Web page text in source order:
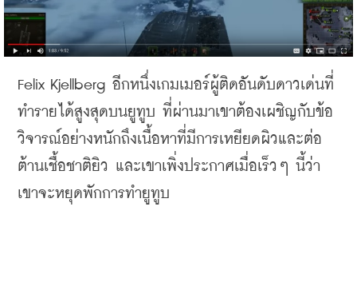
Felix Kjellberg อีกหนึ่งเกมเมอร์ผู้ติดอันดับดาวเด่นที่
ทำรายได้สูงสุดบนยูทูบ ที่ผ่านมาเขาต้องเผชิญกับข้อ
วิจารณ์อย่างหนักถึงเนื้อหาที่มีการเหยียดผิวและต่อ
ต้านเชื้อชาติยิว
และเขาเพิ่งประกาศเมื่อเร็วๆ นี้ว่า
เขาจะหยุดพักการทำยูทูบ